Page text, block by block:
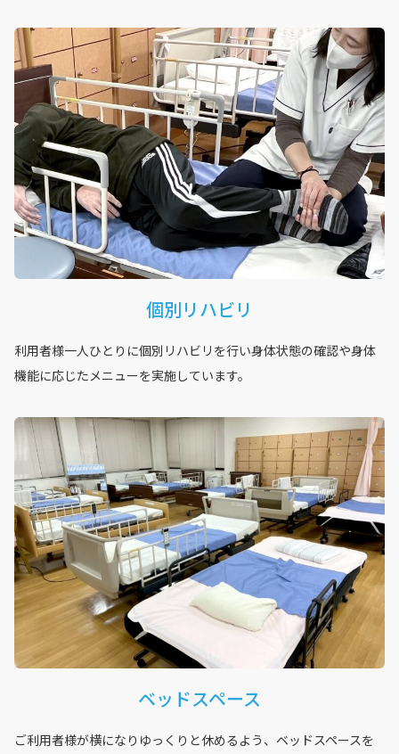
個別リハビリ
利用者様一人ひとりに個別リハビリを行い身体状態の確認や身体
機能に応じたメニューを実施しています。
ベッドスペース
ご利用者様が横になりゆっくりと休めるよう、ベッドスペースを